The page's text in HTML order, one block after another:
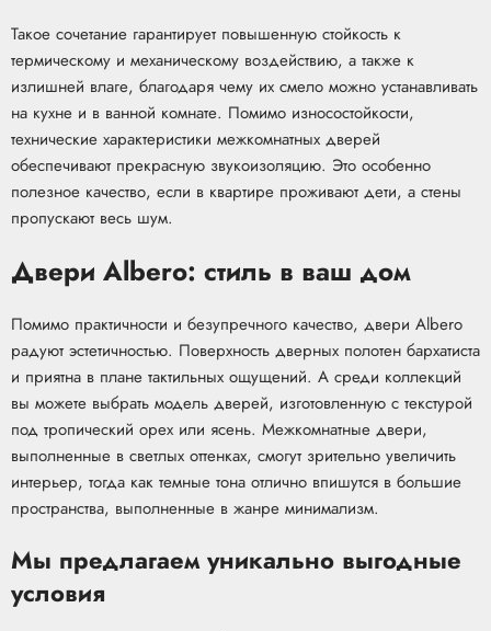
Такое сочетание гарантирует повышенную стойкость к
термическому и механическому воздействию, а также к
излишней влаге, благодаря чему их смело можно устанавливать
на кухне и в ванной комнате. Помимо износостойкости,
технические характеристики межкомнатных дверей
обеспечивают прекрасную звукоизоляцию. Это особенно
полезное качество, если в квартире проживают дети, а стены
пропускают весь шум.
Двери Albero: стиль в ваш дом
Помимо практичности и безупречного качество, двери Albero
радуют эстетичностью. Поверхность дверных полотен бархатиста
и приятна в плане тактильных ощущений. А среди коллекций
вы можете выбрать модель дверей, изготовленную с текстурой
под тропический орех или ясень. Межкомнатные двери,
выполненные в светлых оттенках, смогут зрительно увеличить
интерьер, тогда как темные тона отлично впишутся в большие
пространства, выполненные в жанре минимализм.
Мы предлагаем уникально выгодные
условия